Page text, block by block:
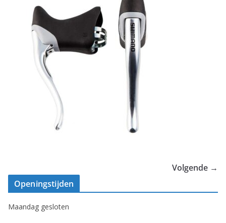
Volgende →
Openingstijden
Maandag gesloten